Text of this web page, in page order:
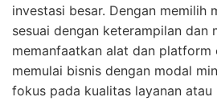
investasi besar. Dengan memilih
sesuai dengan keterampilan dan
memanfaatkan alat dan platform
memulai bisnis dengan modal
fokus pada kualitas layanan